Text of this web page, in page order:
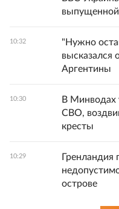
10:32
"Нужно
высказался
Аргентины
10:30
В Минводах
СВО,
кресты
10:29
Гренландия
острове